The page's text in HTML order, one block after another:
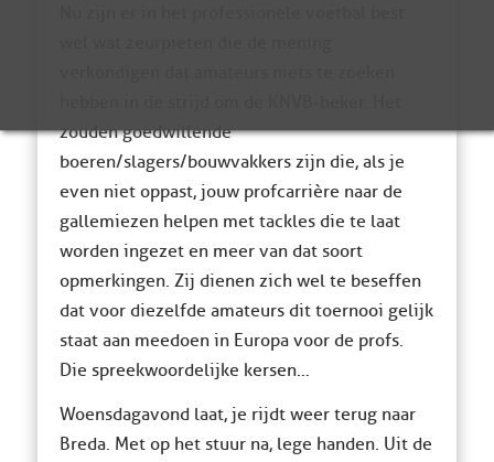
zouden goedwillende
boeren/slagers/bouwvakkers zijn die, als je
even niet oppast, jouw profcarrière naar de
gallemiezen helpen met tackles die te laat
worden ingezet en meer van dat soort
opmerkingen. Zij dienen zich wel te beseffen
dat voor diezelfde amateurs dit toernooi gelijk
staat aan meedoen in Europa voor de profs.
Die spreekwoordelijke kersen…
Woensdagavond laat, je rijdt weer terug naar
Breda. Met op het stuur na, lege handen. Uit de